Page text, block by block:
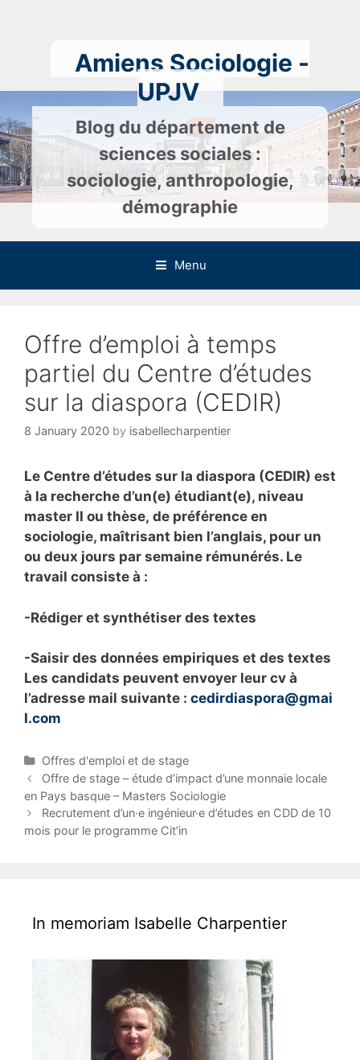
Amiens Sociologie -
UPJV
Blog du département de
sciences sociales :
sociologie, anthropologie,
démographie
Menu
Offre d’emploi à temps
partiel du Centre d’études
sur la diaspora (CEDIR)
8 January 2020 by isabellecharpentier
Le Centre d’études sur la diaspora (CEDIR) est
à la recherche d’un(e) étudiant(e), niveau
master II ou thèse, de préférence en
sociologie, maîtrisant bien l’anglais, pour un
ou deux jours par semaine rémunérés. Le
travail consiste à :
-Rédiger et synthétiser des textes
-Saisir des données empiriques et des textes
Les candidats peuvent envoyer leur cv à
l’adresse mail suivante : cedirdiaspora@gmai
l.com
C
a
t
e
g
Offres d'emploi et de stage
P
o
s
t
Offre de stage – étude d’impact d’une monnaie locale
en Pays basque – Masters Sociologie
Recrutement d’un·e ingénieur·e d’études en CDD de 10
mois pour le programme Cit’in
In memoriam Isabelle Charpentier